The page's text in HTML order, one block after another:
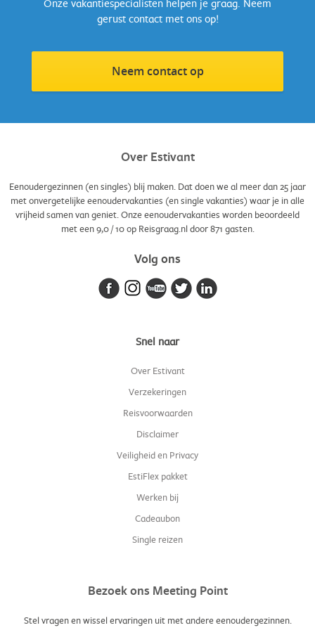
mogen reposten. Wil je dit liever niet, laat het ons dan weten!
Ardèche–@estivant_ardeche
@estivant_bled
@estivant_appelscha
Cecina Mare–@estivant_cecinamare
Gardameer Pacengo–@estivant_pacengo
@estivant_gardameerwestkant
Iseomeer–@estivant_iseomeer
Kreta–@estivant_kreta
Kuierpad–@estivant_kuierpad
@estivant_lacanau
@estivant_estartit
L'Estartit Appartementen–
@estivant_prum
@estivant_saintgilles
@estivant_wildschonau
Onze vakantiespecialisten helpen je graag. Neem
gerust contact met ons op!
Neem contact op
Over Estivant
Eenoudergezinnen (en singles) blij maken. Dat doen we al meer dan 25 jaar
met onvergetelijke eenoudervakanties (en single vakanties) waar je in alle
vrijheid samen van geniet. Onze eenoudervakanties worden beoordeeld
met een9,0/10op Reisgraag.nl door871 gasten.
Volg ons
Snel naar
Over Estivant
Verzekeringen
Reisvoorwaarden
Disclaimer
Veiligheid en Privacy
EstiFlex pakket
Werken bij
Cadeaubon
Single reizen
Bezoek ons Meeting Point
Stel vragen en wissel ervaringen uit met andere eenoudergezinnen.